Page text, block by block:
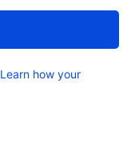
Learn how your